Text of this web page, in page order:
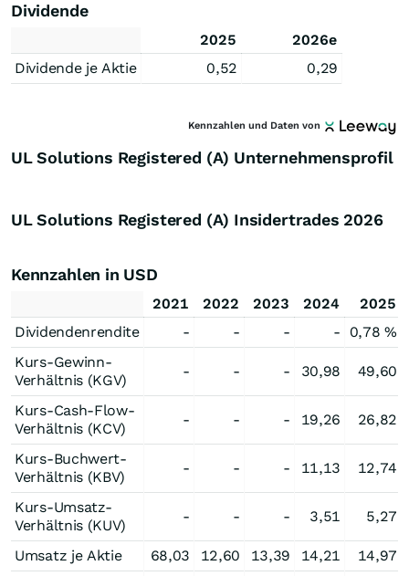
Dividende
2025
2026e
Dividende je Aktie
0,52 0,29
Kennzahlen und Daten von
UL Solutions Registered (A) Unternehmensprofil
UL Solutions Registered (A) Insidertrades 2026
Kennzahlen in USD
2021 2022 2023 2024 2025
Dividendenrendite
- - - - 0,78 %
Kurs-Gewinn-
Verhältnis (KGV)
- - - 30,98 49,60
Kurs-Cash-Flow-
Verhältnis (KCV)
- - - 19,26 26,82
Kurs-Buchwert-
Verhältnis (KBV)
- - - 11,13 12,74
Kurs-Umsatz-
Verhältnis (KUV)
- - - 3,51 5,27
Umsatz je Aktie 68,03 12,60 13,39 14,21
14,97